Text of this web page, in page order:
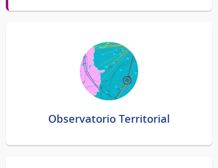
Observatorio Territorial